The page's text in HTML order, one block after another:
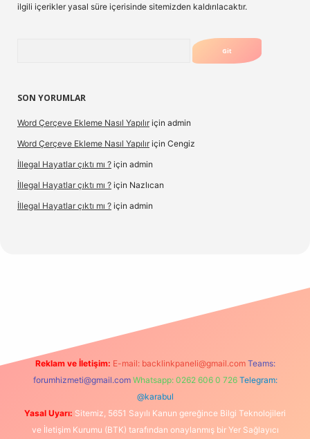
ilgili içerikler yasal süre içerisinde sitemizden kaldırılacaktır.
SON YORUMLAR
Word Çerçeve Ekleme Nasıl Yapılır için admin
Word Çerçeve Ekleme Nasıl Yapılır için Cengiz
İllegal Hayatlar çıktı mı ? için admin
İllegal Hayatlar çıktı mı ? için Nazlıcan
İllegal Hayatlar çıktı mı ? için admin
Reklam ve İletişim: E-mail: backlinkpaneli@gmail.com Teams:
forumhizmeti@gmail.com Whatsapp: 0262 606 0 726 Telegram:
@karabul
Yasal Uyarı: Sitemiz, 5651 Sayılı Kanun gereğince Bilgi Teknolojileri
ve İletişim Kurumu (BTK) tarafından onaylanmış bir Yer Sağlayıcı